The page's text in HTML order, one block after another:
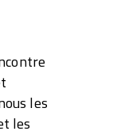
les
les